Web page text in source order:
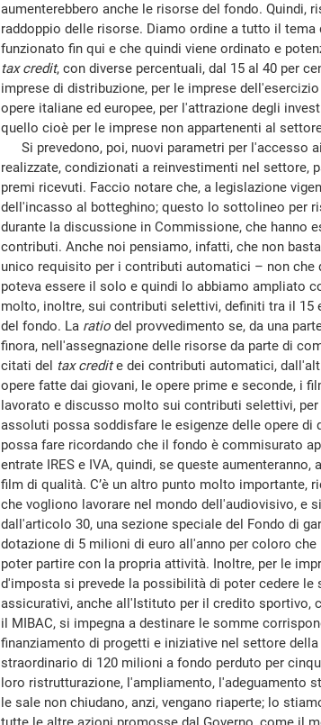
aumenterebbero anche le risorse del fondo. Quindi,
raddoppio delle risorse. Diamo ordine a tutto il tema
funzionato fin qui e che quindi viene ordinato e
tax credit, con diverse percentuali, dal 15 al 40 per
imprese di distribuzione, per le imprese
opere italiane ed europee, per l'attrazione degli
quello cioè per le imprese non appartenenti al
Si prevedono, poi, nuovi parametri per l'accesso
realizzate, condizionati a reinvestimenti nel settore,
premi ricevuti. Faccio notare che, a legislazione
dell'incasso al botteghino; questo lo sottolineo per
durante la discussione in Commissione, che hanno
contributi. Anche noi pensiamo, infatti, che non
unico requisito per i contributi automatici – non che
poteva essere il solo e quindi lo abbiamo ampliato
molto, inoltre, sui contributi selettivi, definiti tra il
del fondo. La ratio del provvedimento se, da una
finora, nell'assegnazione delle risorse da parte di
citati del tax credite dei contributi automatici,
opere fatte dai giovani, le opere prime e seconde, i
lavorato e discusso molto sui contributi selettivi,
assoluti possa soddisfare le esigenze delle opere di
possa fare ricordando che il fondo è commisurato
entrate IRES e IVA, quindi, se queste
film di qualità. C’è un altro punto molto importante,
che vogliono lavorare nel mondo dell'audiovisivo, e
dall'articolo 30, una sezione speciale del Fondo di
dotazione di 5 milioni di euro all'anno per coloro
poter partire con la propria attività. Inoltre, per le
d'imposta si prevede la possibilità di poter cedere
assicurativi, anche all'Istituto per il credito sportivo,
il MIBAC, si impegna a destinare le somme
finanziamento di progetti e iniziative nel settore
straordinario di 120 milioni a fondo perduto per
loro ristrutturazione, l'ampliamento, l'adeguamento
le sale non chiudano, anzi, vengano riaperte; lo